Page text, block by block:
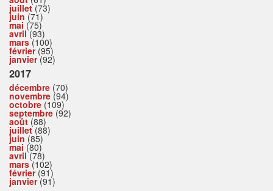
juillet(73)
juin (71)
mai (75)
avril(93)
mars(100)
février(95)
janvier(92)
2017
décembre (70)
novembre (94)
octobre (109)
septembre (92)
août (88)
juillet(88)
juin (85)
mai (80)
avril(78)
mars(102)
février(91)
janvier(91)